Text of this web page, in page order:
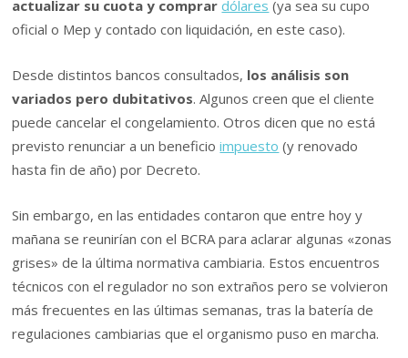
actualizar su cuota y comprardólares (ya sea su cupo
oficial o Mep y contado con liquidación, en este caso).
Desde distintos bancos consultados, los análisis son
variados pero dubitativos. Algunos creen que el cliente
puede cancelar el congelamiento. Otros dicen que no está
previsto renunciar a un beneficioimpuesto (y renovado
hasta fin de año) por Decreto.
Sin embargo, en las entidades contaron que entre hoy y
mañana se reunirían con el BCRA para aclarar algunas «zonas
grises» de la última normativa cambiaria. Estos encuentros
técnicos con el regulador no son extraños pero se volvieron
más frecuentes en las últimas semanas, tras la batería de
regulaciones cambiarias que el organismo puso en marcha.